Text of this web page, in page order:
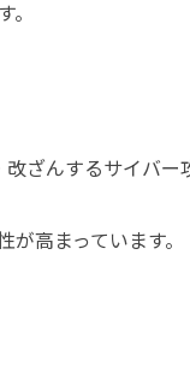
ざんするサイバー
が高まっています。